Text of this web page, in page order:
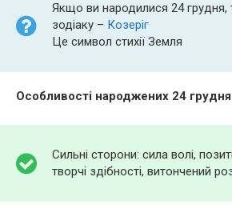
Якщо ви народилися 24 грудня,
зодіаку – Козеріг
Це символ стихії Земля
Особливості народжених 24 грудня
Сильні сторони: сила волі,
творчі здібності, витончений